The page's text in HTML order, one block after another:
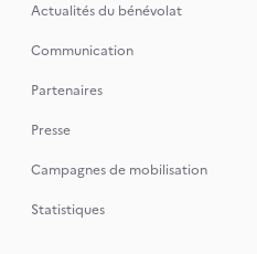
Actualités du bénévolat
Communication
Partenaires
Presse
Campagnes de mobilisation
Statistiques